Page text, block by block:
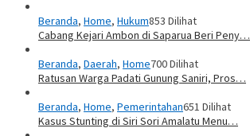
Beranda, Home, Hukum853 Dilihat
Cabang Kejari Ambon di Saparua Beri Peny…
Beranda, Daerah, Home700 Dilihat
Ratusan Warga Padati Gunung Saniri, Pros…
Beranda, Home, Pemerintahan651 Dilihat
Kasus Stunting di Siri Sori Amalatu Menu…